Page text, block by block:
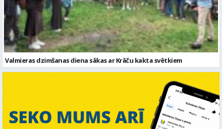
Valmieras dzimšanas diena sākas ar Krāču kakta svētkiem